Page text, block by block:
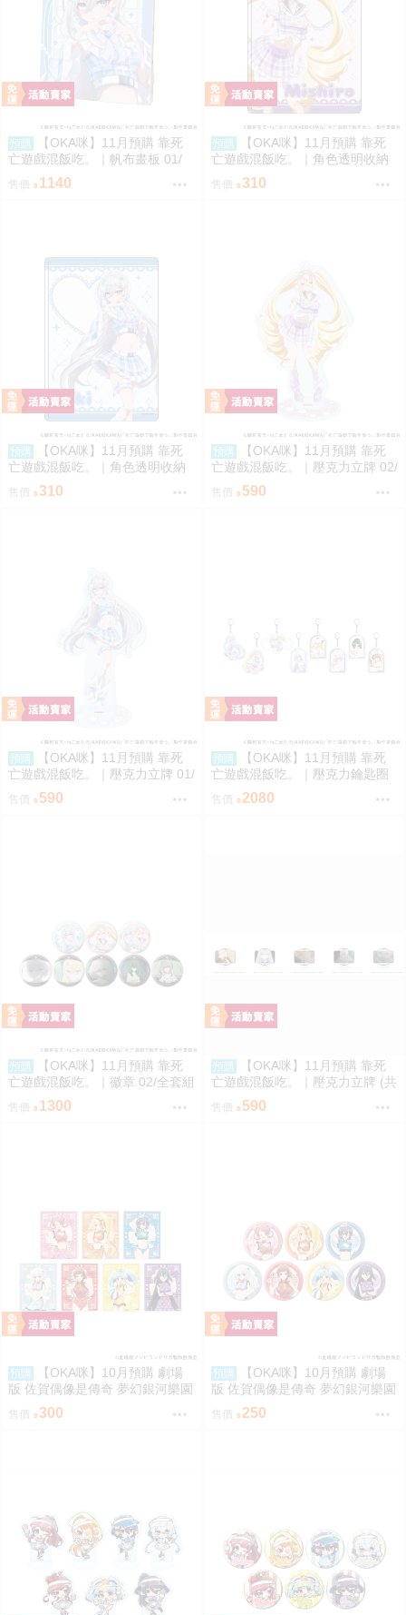
預購
【OKA咪】11月預購 靠死
亡遊戲混飯吃。｜帆布畫板 01/
(新繪插畫) (幽鬼)
售價 1140
預購
【OKA咪】11月預購 靠死
亡遊戲混飯吃。｜角色透明收納
夾 02/ (新繪插畫) (御城)
售價 310
預購
【OKA咪】11月預購 靠死
亡遊戲混飯吃。｜角色透明收納
夾 01/ (新繪插畫) (幽鬼)
310
預購
【OKA咪】11月預購 靠死
亡遊戲混飯吃。｜壓克力立牌 02/
A(新繪插畫) (御城)
590
預購
【OKA咪】11月預購 靠死
亡遊戲混飯吃。｜壓克力立牌 01/
A(新繪插畫) (幽鬼)
售價 590
預購
【OKA咪】11月預購 靠死
亡遊戲混飯吃。｜壓克力鑰匙圈
02/全套組(全8種)(官方&新繪插
售價 2080
預購
【OKA咪】11月預購 靠死
亡遊戲混飯吃。｜徽章 02/全套組
(全8種)(官方&新繪插畫)
1300
預購
【OKA咪】11月預購 靠死
亡遊戲混飯吃。｜壓克力立牌 (共
5款任選)
590
預購
【OKA咪】10月預購 劇場
版 佐賀偶像是傳奇 夢幻銀河樂園
｜壓克力卡片 02/盲抽(7種) 旗袍
泳裝ver. 隨機一款
售價 300
預購
【OKA咪】10月預購 劇場
版 佐賀偶像是傳奇 夢幻銀河樂園
｜徽章 03/盲抽(7種) 旗袍泳裝ve
r. 隨機一款
售價 250